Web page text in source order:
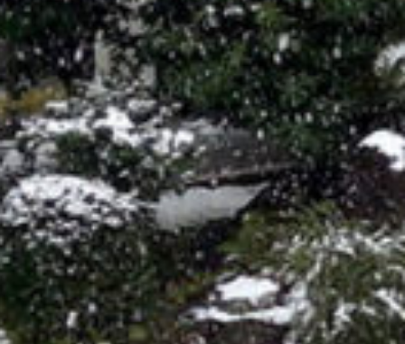
/home/sakurazuka/sakurazuka.ed.jp/public_html/wp-conten
t/themes/sakurazuka_2020/header.php